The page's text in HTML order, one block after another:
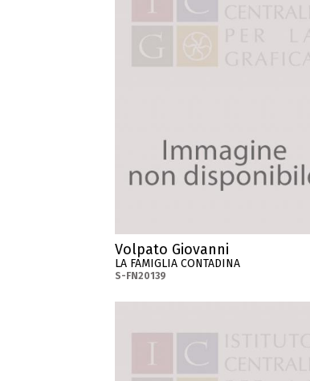
Volpato Giovanni
LA FAMIGLIA CONTADINA
S-FN20139